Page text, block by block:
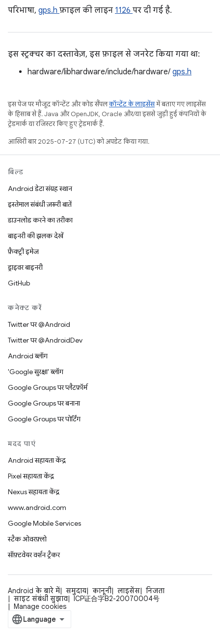
परिभाषा, gps.h फ़ाइल की लाइन 1126 पर दी गई है.
इस स्ट्रक्चर का दस्तावेज़, इस फ़ाइल से जनरेट किया गया था:
hardware/libhardware/include/hardware/ gps.h
इस पेज पर मौजूद कॉन्टेंट और कोड सैंपलकॉन्टेंट के लाइसेंसमें बताए गए लाइसेंस
के हिसाब से हैं. Java और OpenJDK, Oracle और/या इससे जुड़ी हुई कंपनियों के
ट्रेडमार्क या रजिस्टर किए हुए ट्रेडमार्क हैं.
आखिरी बार 2025-07-27 (UTC) को अपडेट किया गया.
बिल्ड
Android डेटा संग्रह स्थान
इस्तेमाल संबंधी ज़रूरी बातें
डाउनलोड करने का तरीका
बाइनरी की झलक देखें
फ़ैक्ट्री इमेज
ड्राइवर बाइनरी
GitHub
कनेक्ट करें
Twitter पर @Android
Twitter पर @AndroidDev
Android ब्लॉग
'Google सुरक्षा' ब्लॉग
Google Groups पर प्लैटफ़ॉर्म
Google Groups पर बनाना
Google Groups पर पोर्टिंग
मदद पाएं
Android सहायता केंद्र
Pixel सहायता केंद्र
Nexus सहायता केंद्र
www.android.com
Google Mobile Services
स्टैक ओवरफ़्लो
सॉफ़्टवेयर वर्शन ट्रैकर
Android के बारे में समुदाय कानूनी लाइसेंस
निजता
साइट संबंधी सुझाव
ICP证合字B2-20070004号
Manage cookies